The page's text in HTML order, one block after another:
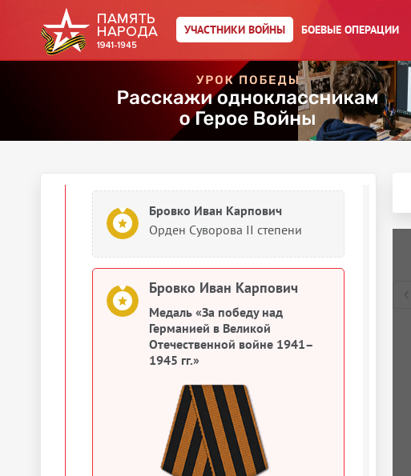
УЧАСТНИКИ ВОЙНЫ БОЕВЫЕ ОПЕРАЦИИ
Медаль «За победу над
Германией в Великой
Отечественной войне 1941–
1945 гг.»
Бровко Иван Карпович
Бровко Иван Карпович
Орден Суворова II степени
Бровко Иван Карпович
Медаль «За победу над
Германией в Великой
Отечественной войне 1941–
1945 гг.»